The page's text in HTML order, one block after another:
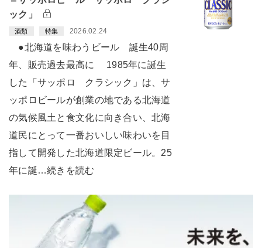
ック」
酒類 特集 2026.02.24
●北海道を味わうビール 誕生40周
年、販売過去最高に 1985年に誕生
した「サッポロ クラシック」は、サ
ッポロビールが創業の地である北海道
の気候風土と食文化に向き合い、北海
道民にとって一番おいしい味わいを目
指して開発した北海道限定ビール。25
年に誕…続きを読む